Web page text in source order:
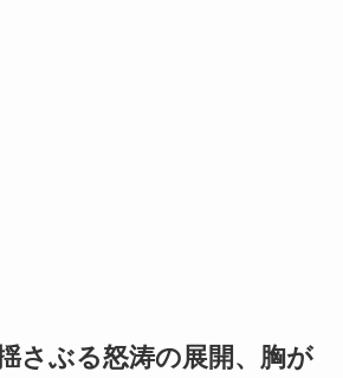
さぶる怒涛の展開、胸が